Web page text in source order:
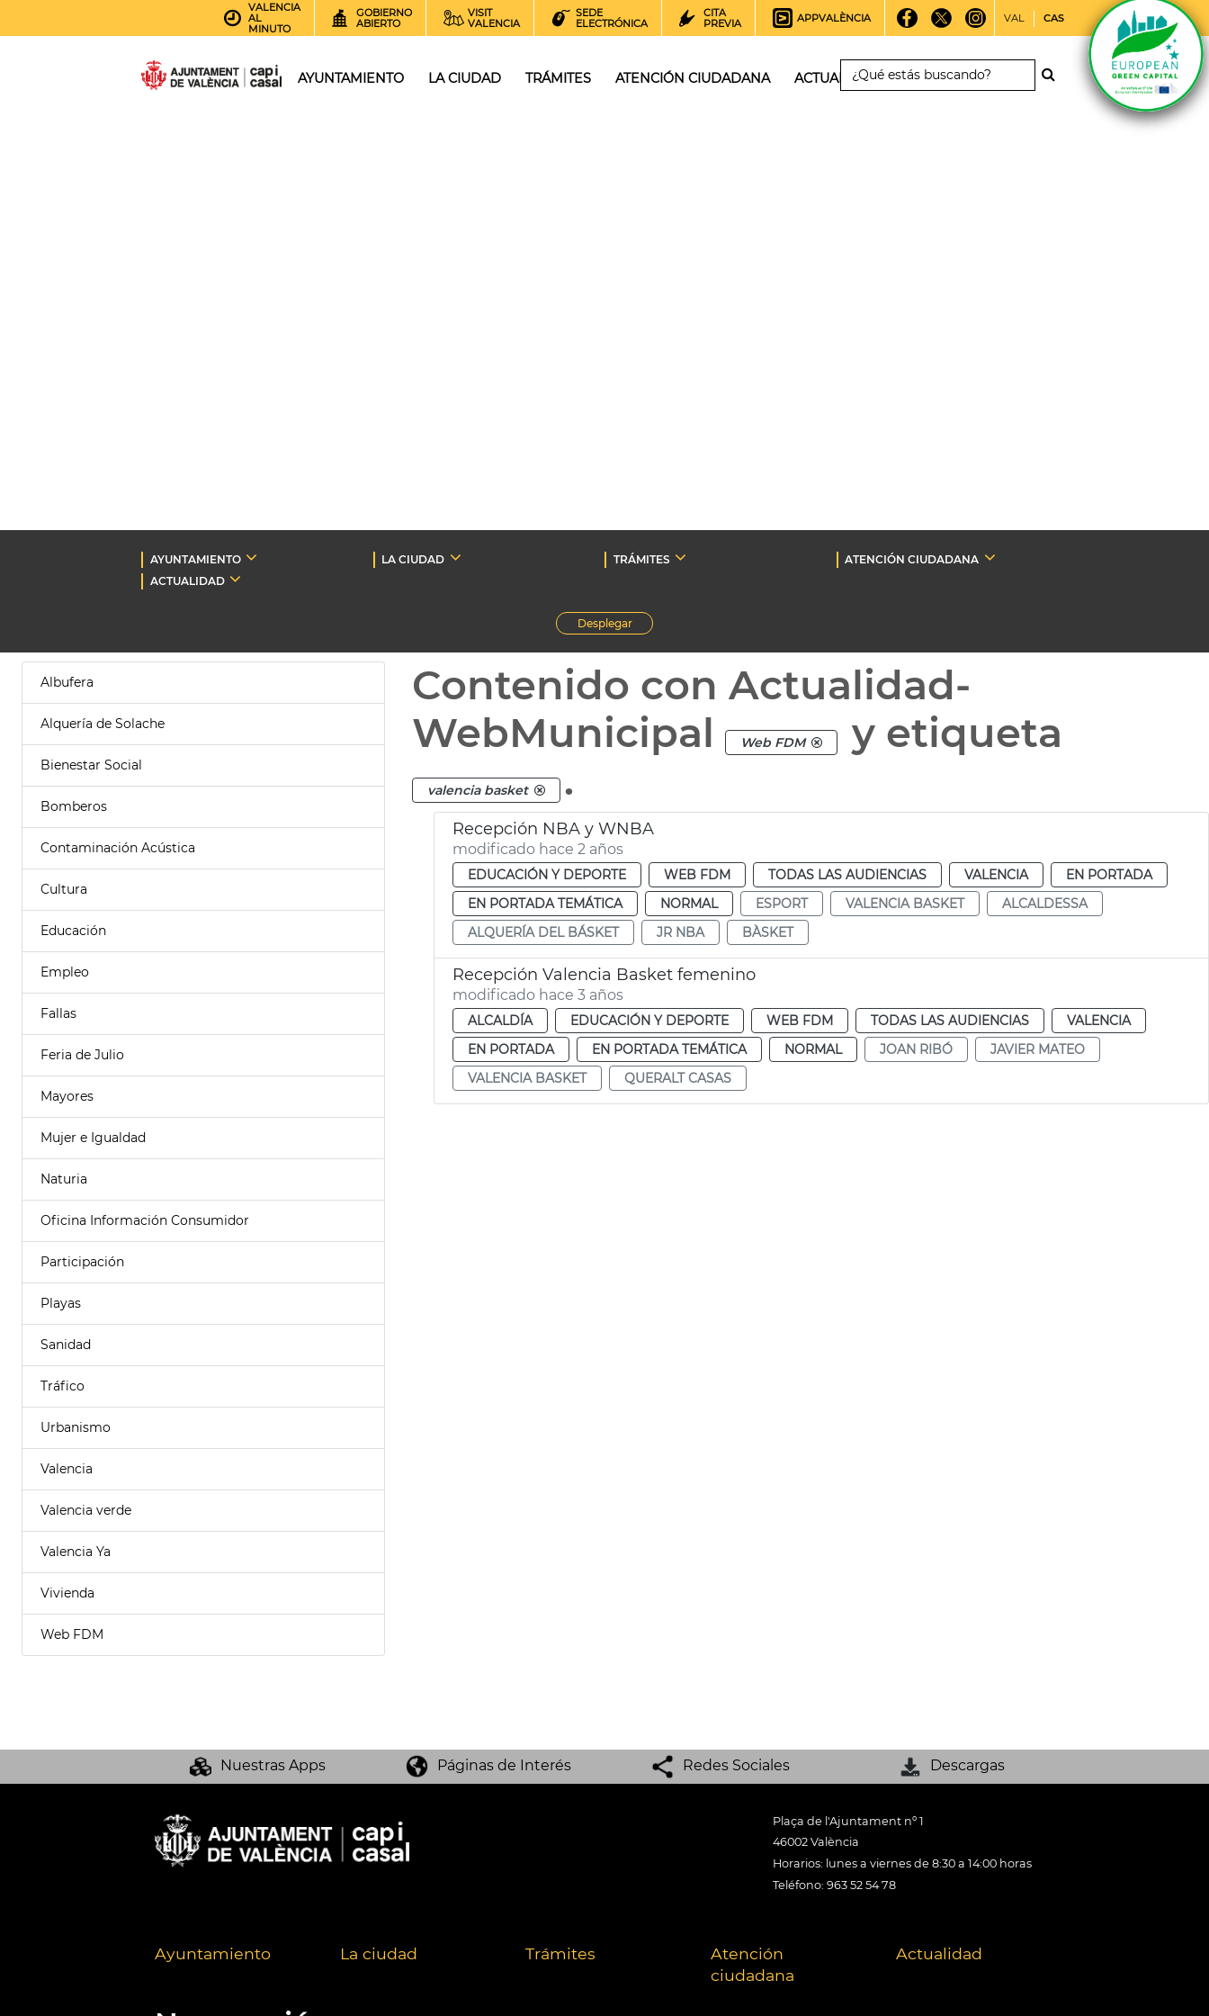
VALENCIA
AL
MINUTO
GOBIERNO
ABIERTO
VISIT
VALENCIA
SEDE
ELECTRÓNICA
CITA
PREVIA
APPVALÈNCIA VAL CAS
AYUNTAMIENTO LA CIUDAD TRÁMITES ATENCIÓN CIUDADANA ACTUALIDAD
AYUNTAMIENTO LA CIUDAD TRÁMITES
ATENCIÓN CIUDADANA
ACTUALIDAD
Desplegar
Albufera
Alquería de Solache
Bienestar Social
Bomberos
Contaminación Acústica
Cultura
Educación
Empleo
Fallas
Feria de Julio
Mayores
Mujer e Igualdad
Naturia
Oficina Información Consumidor
Participación
Playas
Sanidad
Tráfico
Urbanismo
Valencia
Valencia verde
Valencia Ya
Vivienda
Web FDM
Contenido con Actualidad-
WebMunicipal
Web FDM y etiqueta
valencia basket .
Recepción NBA y WNBA
modificado hace 2 años
EDUCACIÓN Y DEPORTE WEB FDM TODAS LAS AUDIENCIAS VALENCIA
EN PORTADA
EN PORTADA TEMÁTICA
NORMAL ESPORT VALENCIA BASKET
ALCALDESSA
ALQUERÍA DEL BÁSKET
JR NBA BÀSKET
Recepción Valencia Basket femenino
modificado hace 3 años
ALCALDÍA EDUCACIÓN Y DEPORTE WEB FDM TODAS LAS AUDIENCIAS
VALENCIA
EN PORTADA
EN PORTADA TEMÁTICA NORMAL JOAN RIBÓ
JAVIER MATEO
VALENCIA BASKET
QUERALT CASAS
Nuestras Apps Páginas de Interés Redes Sociales Descargas
Plaça de l'Ajuntament nº 1
46002 València
Horarios: lunes a viernes de 8:30 a 14:00 horas
Teléfono: 963 52 54 78
Ayuntamiento La ciudad Trámites
Atención
ciudadana
Actualidad